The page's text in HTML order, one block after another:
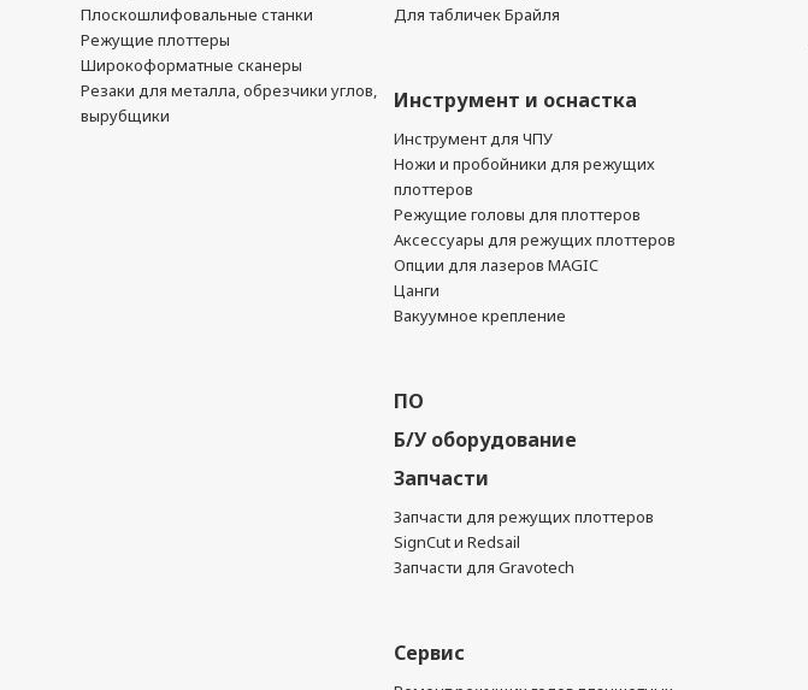
Плоскошлифовальные станки
Режущие плоттеры
Широкоформатные сканеры
Резаки для металла, обрезчики углов,
вырубщики
Для табличек Брайля
Инструмент и оснастка
Инструмент для ЧПУ
Ножи и пробойники для режущих
плоттеров
Режущие головы для плоттеров
Аксессуары для режущих плоттеров
Опции для лазеров MAGIC
Цанги
Вакуумное крепление
ПО
Б/У оборудование
Запчасти
Запчасти для режущих плоттеров
SignCut и Redsail
Запчасти для Gravotech
Сервис